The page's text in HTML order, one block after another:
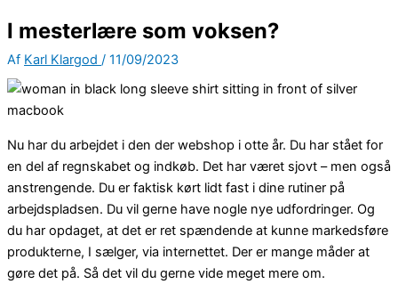
I mesterlære som voksen?
Af Karl Klargod / 11/09/2023
Nu har du arbejdet i den der webshop i otte år. Du har stået for
en del af regnskabet og indkøb. Det har været sjovt – men også
anstrengende. Du er faktisk kørt lidt fast i dine rutiner på
arbejdspladsen. Du vil gerne have nogle nye udfordringer. Og
du har opdaget, at det er ret spændende at kunne markedsføre
produkterne, I sælger, via internettet. Der er mange måder at
gøre det på. Så det vil du gerne vide meget mere om.